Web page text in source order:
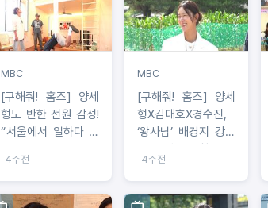
MBC
[구해줘! 홈즈] 양세
형도 반한 전원 감성!
“서울에서 일하다 노
드 하우스 가고 싶어”
4주전
MBC
[구해줘! 홈즈] 양세
형X김대호X경수진,
‘왕사남’ 배경지 강원
양각색 ‘세컨드 하우
스’ 임장!
4주전